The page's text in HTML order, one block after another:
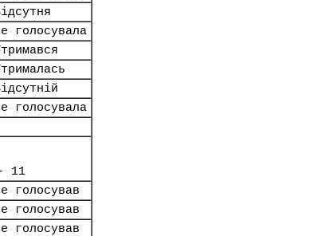
голосувала
голосувала
11
голосував
голосував
голосував